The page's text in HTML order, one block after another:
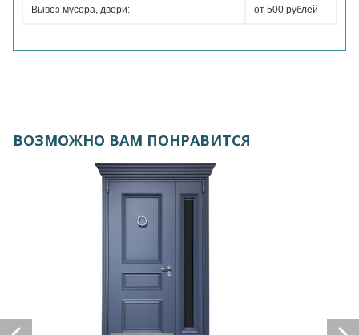
Вывоз мусора, двери: от 500 рублей
ВОЗМОЖНО ВАМ ПОНРАВИТСЯ